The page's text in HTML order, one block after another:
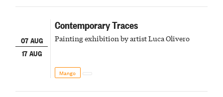
07 AUG
17 AUG
Contemporary Traces
Painting exhibition by artist Luca Olivero
Mango